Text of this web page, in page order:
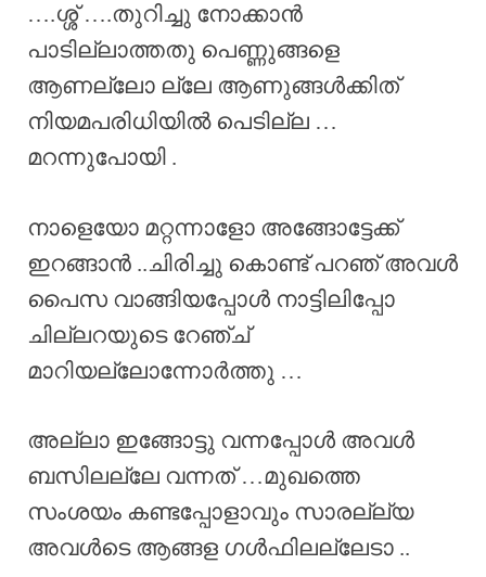
….ശ്ശ് ….തുറിച്ചു നോക്കാൻ
പാടില്ലാത്തതു പെണ്ണുങ്ങളെ
ആണല്ലോ ല്ലേ ആണുങ്ങൾക്കിത്
നിയമപരിധിയിൽ പെടില്ല …
മറന്നുപോയി .
നാളെയോ മറ്റന്നാളോ അങ്ങോട്ടേക്ക്
ഇറങ്ങാൻ ..ചിരിച്ചു കൊണ്ട് പറഞ് അവൾ
പൈസ വാങ്ങിയപ്പോൾ നാട്ടിലിപ്പോ
ചില്ലറയുടെ റേഞ്ച്
മാറിയല്ലോന്നോർത്തു …
അല്ലാ ഇങ്ങോട്ടു വന്നപ്പോൾ അവൾ
ബസിലല്ലേ വന്നത് …മുഖത്തെ
സംശയം കണ്ടപ്പോളാവും സാരല്ല്യ
അവൾടെ ആങ്ങള ഗൾഫിലല്ലേടാ ..